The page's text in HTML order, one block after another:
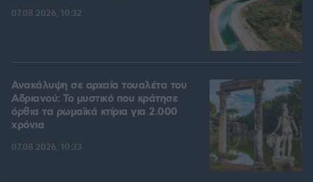
07.08.2026, 10:32
Ανακάλυψη σε αρχαία τουαλέτα του
Αδριανού: Το μυστικό που κράτησε
όρθια τα ρωμαϊκά κτίρια για 2.000
χρόνια
07.08.2026, 10:33